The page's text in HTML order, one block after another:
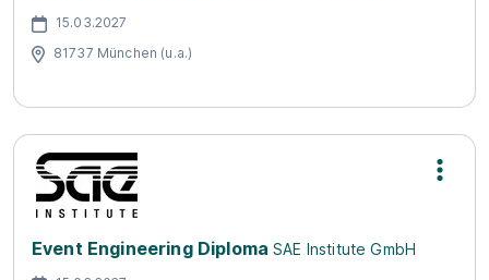
15.03.2027
81737 München (u.a.)
Event Engineering Diploma SAE Institute GmbH